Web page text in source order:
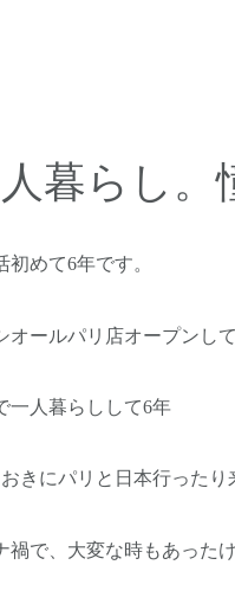
暮らし。
初めて6年です。
オールパリ店オープンし
一人暮らしして6年
おきにパリと日本行った
禍で、大変な時もあった